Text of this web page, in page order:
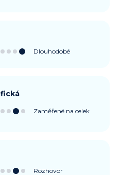
Dlouhodobé
Zaměřené na celek
Rozhovor